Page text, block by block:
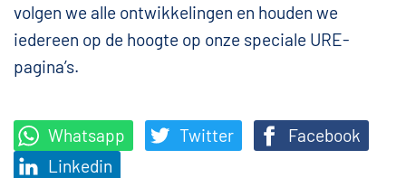
volgen we alle ontwikkelingen en houden we
iedereen op de hoogte op onze speciale URE-
pagina’s.
Whatsapp Twitter
Facebook
Linkedin